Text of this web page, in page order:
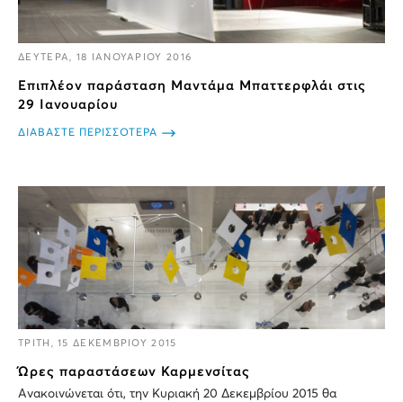
ΔΕΥΤΕΡΑ, 18 ΙΑΝΟΥΑΡΙΟΥ 2016
Επιπλέον παράσταση Μαντάμα Μπαττερφλάι στις
29 Ιανουαρίου
ΔΙΑΒΑΣΤΕ ΠΕΡΙΣΣΟΤΕΡΑ
ΤΡΙΤΗ, 15 ΔΕΚΕΜΒΡΙΟΥ 2015
Ώρες παραστάσεων Καρμενσίτας
Ανακοινώνεται ότι, την Κυριακή 20 Δεκεμβρίου 2015 θα